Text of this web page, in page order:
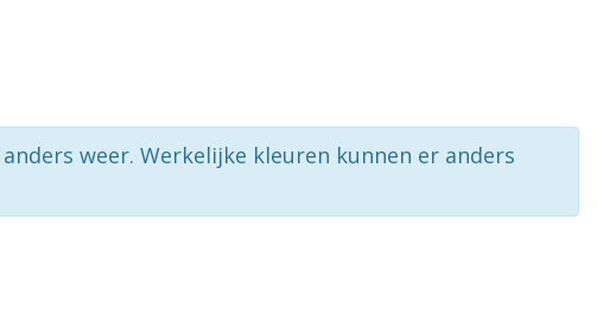
weer. Werkelijke kleuren kunnen er anders